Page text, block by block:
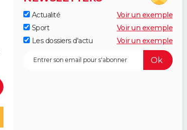
Actualité
Voir un exemple
Sport
Voir un exemple
Les dossiers d'actu
Voir un exemple